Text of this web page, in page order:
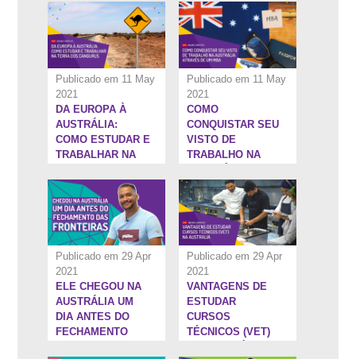
EMPREGO
A AUSTRÁLIA
Publicado em 11 May
2021
DA EUROPA À
AUSTRÁLIA:
COMO ESTUDAR E
TRABALHAR NA
CANGURUS
Publicado em 11 May
2021
COMO
CONQUISTAR SEU
VISTO DE
TRABALHO NA
ATRAVÉS DE UM
MBA
Publicado em 29 Apr
2021
ELE CHEGOU NA
AUSTRÁLIA UM
DIA ANTES DO
FECHAMENTO
Publicado em 29 Apr
2021
1:36:12''
VANTAGENS DE
ESTUDAR
CURSOS
TÉCNICOS (VET)
19:33''